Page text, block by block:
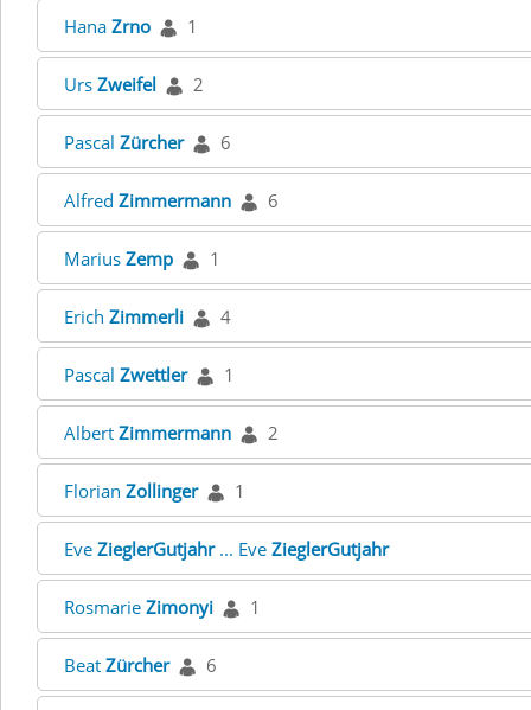
Hana Zrno 1
Urs Zweifel 2
Pascal Zürcher 6
Alfred Zimmermann 6
Marius Zemp 1
Erich Zimmerli 4
Pascal Zwettler 1
Albert Zimmermann 2
Florian Zollinger 1
Eve ZieglerGutjahr... Eve ZieglerGutjahr
Rosmarie Zimonyi 1
Beat Zürcher 6